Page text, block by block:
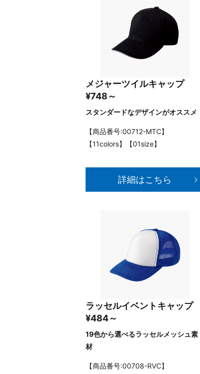
メジャーツイルキャップ
¥748～
スタンダードなデザインがオススメ
【商品番号:00712-MTC】
【11colors】【01size】
詳細はこちら
ラッセルイベントキャップ
¥484～
19色から選べるラッセルメッシュ素
材
【商品番号:00708-RVC】